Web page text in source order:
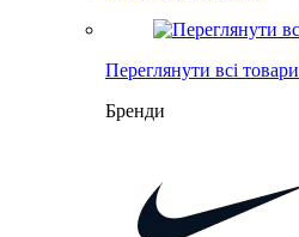
Переглянути всі товари
Бренди